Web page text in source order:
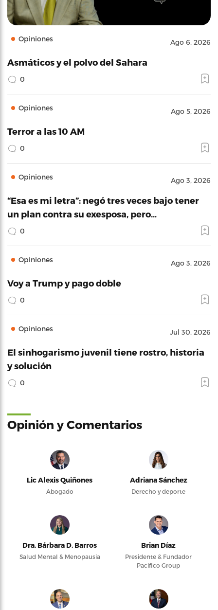
Opiniones Ago 6, 2026
Asmáticos y el polvo del Sahara
0
Opiniones Ago 5, 2026
Terror a las 10 AM
0
Opiniones Ago 3, 2026
“Esa es mi letra”: negó tres veces bajo tener
un plan contra su exesposa, pero…
0
Opiniones Ago 3, 2026
Voy a Trump y pago doble
0
Opiniones Jul 30, 2026
El sinhogarismo juvenil tiene rostro, historia
y solución
0
Opinión y Comentarios
Lic Alexis Quiñones
Abogado
Adriana Sánchez
Derecho y deporte
Dra. Bárbara D. Barros
Salud Mental & Menopausia
Brian Díaz
Presidente & Fundador
Pacifico Group